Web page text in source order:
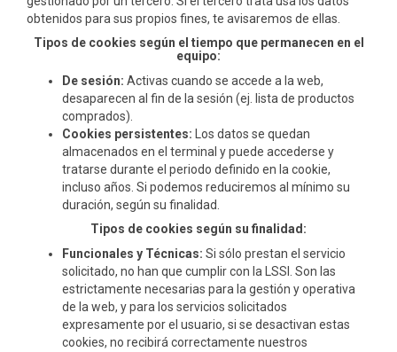
obtenidos para sus propios fines, te avisaremos de ellas.
Tipos de cookies según el tiempo que permanecen en el
equipo:
De sesión: Activas cuando se accede a la web,
desaparecen al fin de la sesión (ej. lista de productos
comprados).
Cookies persistentes: Los datos se quedan
almacenados en el terminal y puede accederse y
tratarse durante el periodo definido en la cookie,
incluso años. Si podemos reduciremos al mínimo su
duración, según su finalidad.
Tipos de cookies según su finalidad:
Funcionales y Técnicas: Si sólo prestan el servicio
solicitado, no han que cumplir con la LSSI. Son las
estrictamente necesarias para la gestión y operativa
de la web, y para los servicios solicitados
expresamente por el usuario, si se desactivan estas
cookies, no recibirá correctamente nuestros